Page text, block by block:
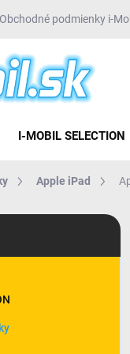
Obchodné podmienky i-
I-MOBIL SELECTION
Apple iPad